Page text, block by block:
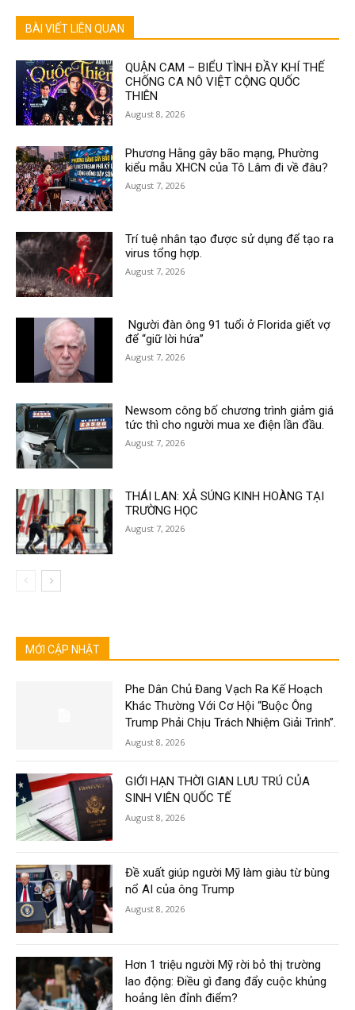
BÀI VIẾT LIÊN QUAN
QUẬN CAM – BIỂU TÌNH ĐẦY KHÍ THẾ
CHỐNG CA NÔ VIỆT CỘNG QUỐC
THIÊN
August 8, 2026
Phương Hằng gây bão mạng, Phường
kiểu mẫu XHCN của Tô Lâm đi về đâu?
August 7, 2026
Trí tuệ nhân tạo được sử dụng để tạo ra
virus tổng hợp.
August 7, 2026
Người đàn ông 91 tuổi ở Florida giết vợ
để “giữ lời hứa”
August 7, 2026
Newsom công bố chương trình giảm giá
tức thì cho người mua xe điện lần đầu.
August 7, 2026
THÁI LAN: XẢ SÚNG KINH HOÀNG TẠI
TRƯỜNG HỌC
August 7, 2026
MỚI CẬP NHẬT
Phe Dân Chủ Đang Vạch Ra Kế Hoạch
Khác Thường Với Cơ Hội “Buộc Ông
Trump Phải Chịu Trách Nhiệm Giải Trình”.
August 8, 2026
GIỚI HẠN THỜI GIAN LƯU TRÚ CỦA
SINH VIÊN QUỐC TẾ
August 8, 2026
Đề xuất giúp người Mỹ làm giàu từ bùng
nổ AI của ông Trump
August 8, 2026
Hơn 1 triệu người Mỹ rời bỏ thị trường
lao động: Điều gì đang đẩy cuộc khủng
hoảng lên đỉnh điểm?